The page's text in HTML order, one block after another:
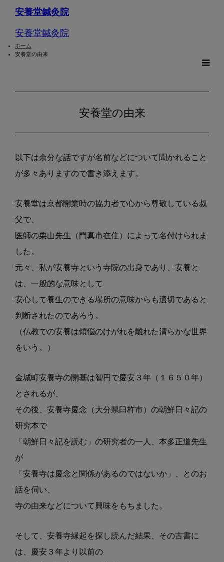
安養堂鍼灸院
安養堂鍼灸院
ホーム
安養堂の由来
安養堂の由来
以下は余分な話ですが名前などについて 聞かれること
が多々ありますので書き添 えます。
安養堂は京都開業時の協力者で心から尊敬している叔
父で、
医師の栗山先生 （門真市在住）によって名付けられま
した。
元々、私が安養寺という寺院の出身であり、安養と
は、一般的な意味として
安心して養生のできる場所の意味からも適切であると
判断されたのであろう。
（仏教での安養は煩悩のけがれを離れた清らかな世界
をいう。）
金城町安養寺の開基は智円で慶安３ 年（１６５０年）
とされるが、
その後、安養寺慶念（大分県臼杵市）の朝鮮日々記の
研究本で
「朝鮮日々記を読む」の研究者の一人、本多正道先生
が
「安養寺は慶念 と関係があるのではないか」、とのお
話を伺い、
寺の由来などについて興味をもち ました。
そして、安養寺縁起を探し読んだ結果、 その古書に
は、慶安３年より以前の